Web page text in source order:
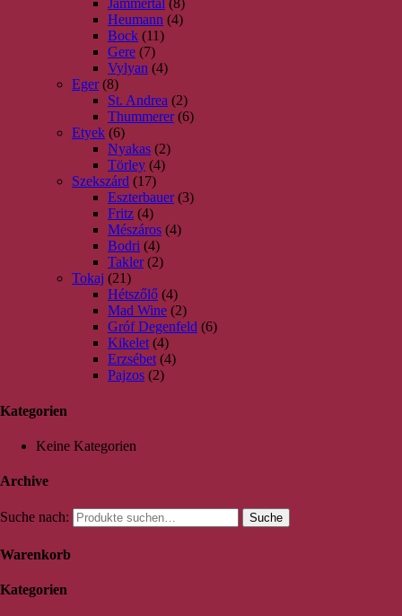
Jammertal (8)
Heumann (4)
Bock (11)
Gere (7)
Vylyan (4)
Eger (8)
St. Andrea (2)
Thummerer (6)
Etyek (6)
Nyakas (2)
Törley (4)
Szekszárd (17)
Eszterbauer (3)
Fritz (4)
Mészáros (4)
Bodri (4)
Takler (2)
Tokaj (21)
Hétszőlő (4)
Mad Wine (2)
Gróf Degenfeld (6)
Kikelet (4)
Erzsébet (4)
Pajzos (2)
Kategorien
Keine Kategorien
Archive
Suche nach: Suche
Warenkorb
Kategorien